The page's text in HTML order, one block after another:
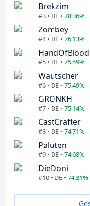
Brekzim
#3 • DE • 78.36%
Zombey
#4 • DE • 76.13%
HandOfBlood
#5 • DE • 75.59%
Wautscher
#6 • DE • 75.49%
GRONKH
#7 • DE • 75.14%
CastCrafter
#8 • DE • 74.71%
Paluten
#9 • DE • 74.68%
DieDoni
#10 • DE • 74.31%